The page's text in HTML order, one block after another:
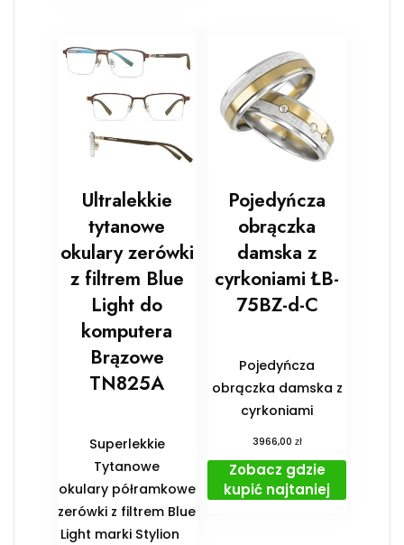
Ultralekkie
tytanowe
okulary zerówki
z filtrem Blue
Light do
komputera
Brązowe
TN825A
Superlekkie
Tytanowe
okulary półramkowe
zerówki z filtrem Blue
Light marki Stylion
Pojedyńcza
obrączka
damska z
cyrkoniami ŁB-
75BZ-d-C
Pojedyńcza
obrączka damska z
cyrkoniami
3966,00 zł
Zobacz gdzie
kupić najtaniej